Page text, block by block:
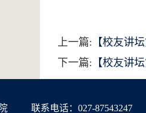
上一篇: 【校友讲
下一篇: 【校友讲
联系电话：027-87543247